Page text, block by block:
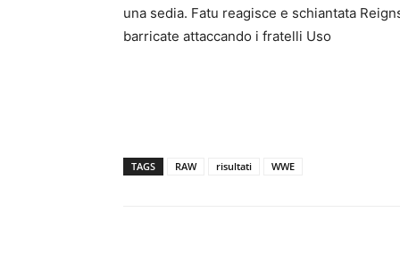
una sedia. Fatu reagisce e schiantata
barricate attaccando i fratelli Uso
TAGS RAW risultati WWE